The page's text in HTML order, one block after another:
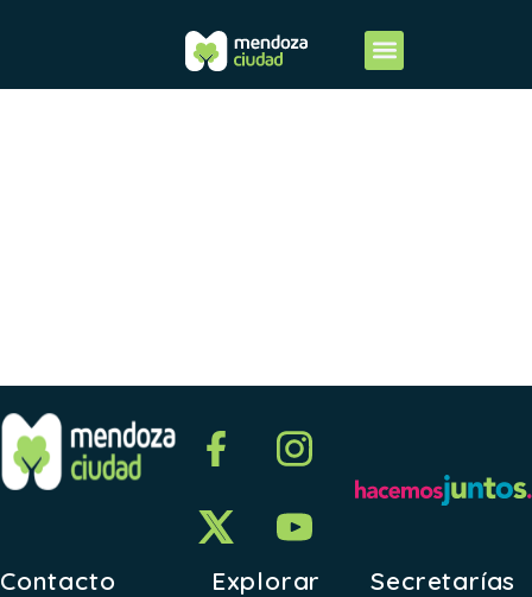
Contacto Explorar Secretarías